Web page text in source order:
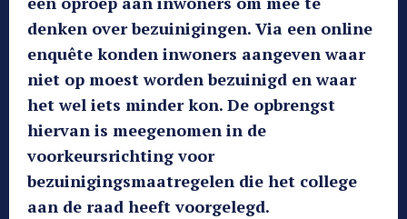
denken over bezuinigingen. Via een online
enquête konden inwoners aangeven waar
niet op moest worden bezuinigd en waar
het wel iets minder kon. De opbrengst
hiervan is meegenomen in de
voorkeursrichting voor
bezuinigingsmaatregelen die het college
aan de raad heeft voorgelegd.